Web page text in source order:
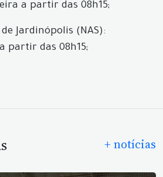
a partir das 08h15;
Jardinópolis (NAS):
partir das 08h15;
+ notícias